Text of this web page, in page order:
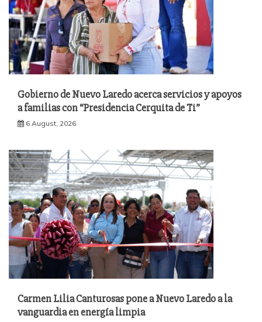
Gobierno de Nuevo Laredo acerca servicios y apoyos
a familias con “Presidencia Cerquita de Ti”
6 August, 2026
Carmen Lilia Canturosas pone a Nuevo Laredo a la
vanguardia en energía limpia